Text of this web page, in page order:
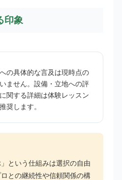
印象
の具体的な言及は現時点の
ません。設備・立地への評
関する詳細は体験レッスン
奨します。
」という仕組みは選択の自由
との継続性や信頼関係の構